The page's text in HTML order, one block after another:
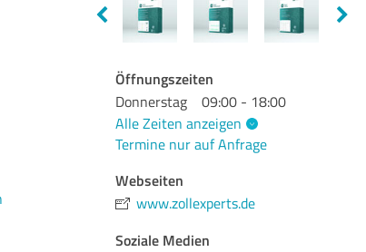
Öffnungszeiten
Donnerstag
09:00 - 18:00
Alle Zeiten anzeigen
Termine nur auf Anfrage
Webseiten
www.zollexperts.de
Soziale Medien